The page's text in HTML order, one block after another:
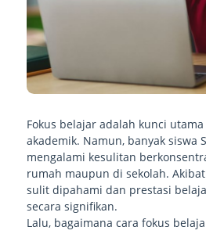
Fokus belajar adalah kunci
akademik. Namun, banyak siswa
mengalami kesulitan
rumah maupun di sekolah.
sulit dipahami dan prestasi
secara signifikan.
Lalu, bagaimana cara fokus